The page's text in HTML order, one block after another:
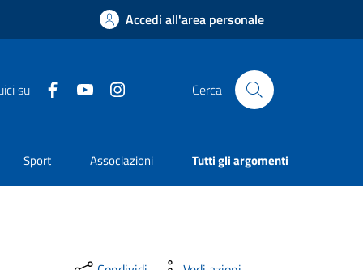
Accedi all'area personale
su Facebook YouTube Cerca
Sport Associazioni Tutti gli argomenti